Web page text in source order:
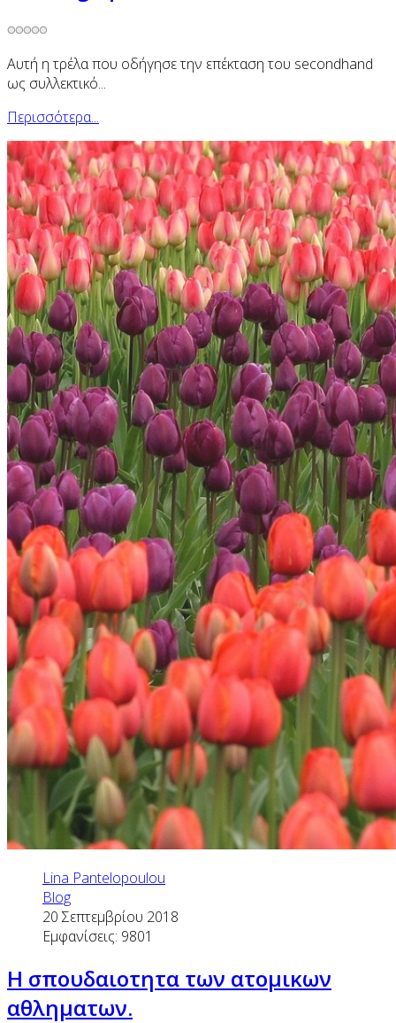
Αυτή η τρέλα που οδήγησε την επέκταση του secondhand
ως συλλεκτικό...
Περισσότερα...
Lina Pantelopoulou
Blog
20 Σεπτεμβρίου 2018
Εμφανίσεις: 9801
H σπουδαιοτητα των ατομικων
αθληματων.